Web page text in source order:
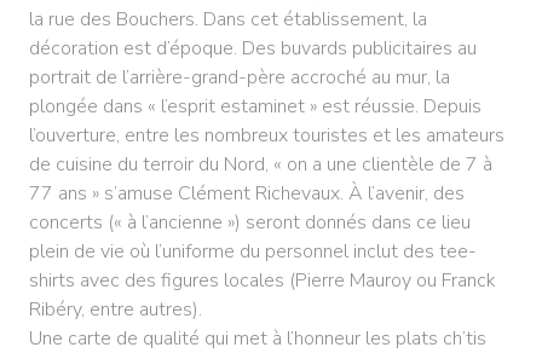
la rue des Bouchers. Dans cet établissement, la
décoration est d’époque. Des buvards publicitaires au
portrait de l’arrière-grand-père accroché au mur, la
plongée dans « l’esprit estaminet » est réussie. Depuis
l’ouverture, entre les nombreux touristes et les amateurs
de cuisine du terroir du Nord, « on a une clientèle de 7 à
77 ans » s’amuse Clément Richevaux. À l’avenir, des
concerts (« à l’ancienne ») seront donnés dans ce lieu
plein de vie où l’uniforme du personnel inclut des tee-
shirts avec des figures locales (Pierre Mauroy ou Franck
Ribéry, entre autres).
Une carte de qualité qui met à l’honneur les plats ch’tis